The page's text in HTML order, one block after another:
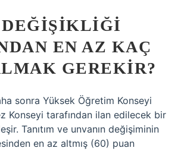
DEĞIŞIKLIĞI
EN AZ KAÇ
GEREKIR?
sonra Yüksek Öğretim Konseyi
Konseyi tarafından ilan edilecek bir
Tanıtım ve unvanın değişiminin
en az altmış (60) puan